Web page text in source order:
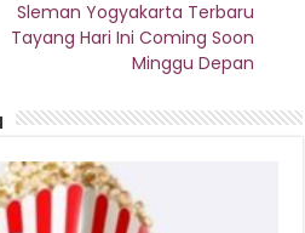
Sleman Yogyakarta Terbaru
Tayang Hari Ini Coming Soon
Minggu Depan